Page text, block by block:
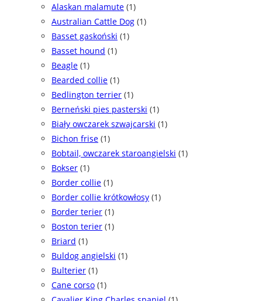
Alaskan malamute (1)
Australian Cattle Dog (1)
Basset gaskoński (1)
Basset hound (1)
Beagle (1)
Bearded collie (1)
Bedlington terrier (1)
Berneński pies pasterski (1)
Biały owczarek szwajcarski (1)
Bichon frise (1)
Bobtail, owczarek staroangielski (1)
Bokser (1)
Border collie (1)
Border collie krótkowłosy (1)
Border terier (1)
Boston terier (1)
Briard (1)
Buldog angielski (1)
Bulterier (1)
Cane corso (1)